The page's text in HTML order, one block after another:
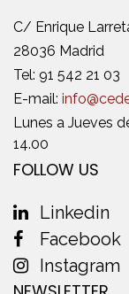
C/ Enrique
28036 Madrid
Tel: 91 542 21 03
E-mail:
Lunes a Jueves
14.00
FOLLOW US
Linkedin
Facebook
Instagram